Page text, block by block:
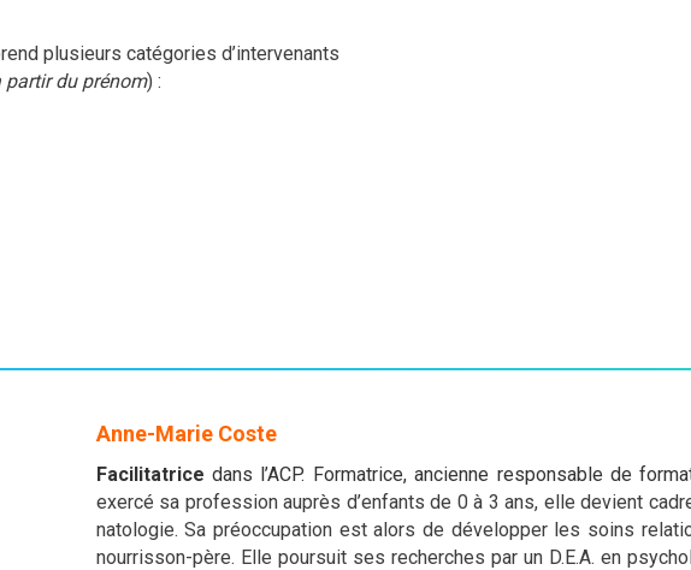
plusieurs catégories d’intervenants
partir du prénom) :
Anne-Marie Coste
Facilitatrice dans l’ACP. Formatrice, ancienne responsable de
exercé sa profession auprès d’enfants de 0 à 3 ans, elle devient
natologie. Sa préoccupation est alors de développer les soins
nourrisson-père. Elle poursuit ses recherches par un D.E.A. en